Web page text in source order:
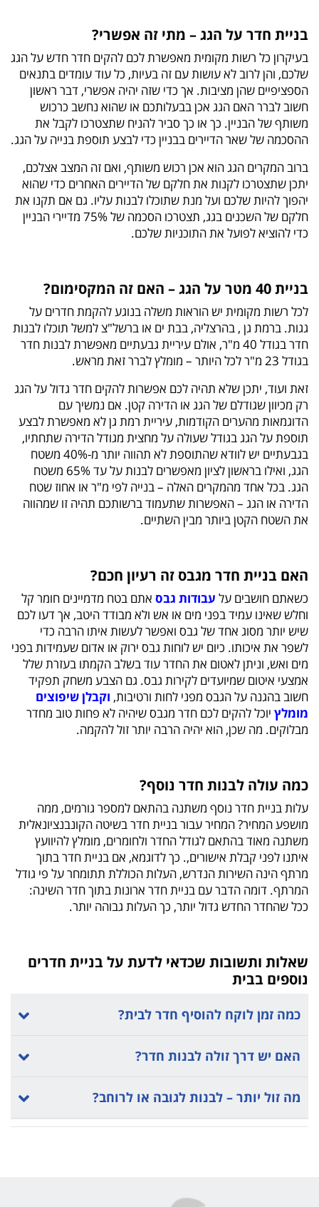
בניית חדר על הגג – מתי זה אפשרי?
בעיקרון כל רשות מקומית מאפשרת לכם להקים חדר חדש על הגג
שלכם, והן לרוב לא עושות עם זה בעיות, כל עוד עומדים בתנאים
הספציפיים שהן מציבות. אך כדי שזה יהיה אפשרי, דבר ראשון
חשוב לברר האם הגג אכן בבעלותכם או שהוא נחשב כרכוש
משותף של הבניין. כך או כך סביר להניח שתצטרכו לקבל את
ההסכמה של שאר הדיירים בבניין כדי לבצע תוספת בנייה על הגג.
ברוב המקרים הגג הוא אכן רכוש משותף, ואם זה המצב אצלכם,
יתכן שתצטרכו לקנות את חלקם של הדיירים האחרים כדי שהוא
יהפוך להיות שלכם ועל מנת שתוכלו לבנות עליו. גם אם תקנו את
חלקם של השכנים בגג, תצטרכו הסכמה של 75% מדיירי הבניין
כדי להוציא לפועל את התוכניות שלכם.
בניית 40 מטר על הגג – האם זה המקסימום?
לכל רשות מקומית יש הוראות משלה בנוגע להקמת חדרים על
גגות. ברמת גן , בהרצליה, בבת ים או ברשל"צ למשל תוכלו לבנות
חדר בגודל 40 מ"ר, אולם עיריית גבעתיים מאפשרת לבנות חדר
בגודל 23 מ"ר לכל היותר – מומלץ לברר זאת מראש.
זאת ועוד, יתכן שלא תהיה לכם אפשרות להקים חדר גדול על הגג
רק מכיוון שגודלם של הגג או הדירה קטן. אם נמשיך עם
הדוגמאות מהערים הקודמות, עיריית רמת גן לא מאפשרת לבצע
תוספת על הגג בגודל שעולה על מחצית מגודל הדירה שתחתיו,
בגבעתיים יש לוודא שהתוספת לא תהווה יותר מ-40% משטח
הגג, ואילו בראשון לציון מאפשרים לבנות על עד 65% משטח
הגג. בכל אחד מהמקרים האלה – בנייה לפי מ"ר או אחוז שטח
הדירה או הגג – האפשרות שתעמוד ברשותכם תהיה זו שמהווה
את השטח הקטן ביותר מבין השתיים.
האם בניית חדר מגבס זה רעיון חכם?
כשאתם חושבים על עבודות גבס אתם בטח מדמיינים חומר קל
וחלש שאינו עמיד בפני מים או אש ולא מבודד היטב, אך דעו לכם
שיש יותר מסוג אחד של גבס ואפשר לעשות איתו הרבה כדי
לשפר את איכותו. כיום יש לוחות גבס ירוק או אדום שעמידות בפני
מים ואש, וניתן לאטום את החדר עוד בשלב הקמתו בעזרת שלל
אמצעי איטום שמיועדים לקירות גבס. גם הצבע משחק תפקיד
חשוב בהגנה על הגבס מפני לחות ורטיבות, וקבלן שיפוצים
מומלץ יוכל להקים לכם חדר מגבס שיהיה לא פחות טוב מחדר
מבלוקים. מה שכן, הוא יהיה הרבה יותר זול להקמה.
כמה עולה לבנות חדר נוסף?
עלות בניית חדר נוסף משתנה בהתאם למספר גורמים, ממה
מושפע המחיר? המחיר עבור בניית חדר בשיטה הקונבנציונאלית
משתנה מאוד בהתאם לגודל החדר ולחומרים, מומלץ להיוועץ
איתנו לפני קבלת אישורים,. כך לדוגמא, אם בניית חדר בתוך
מרתף הינה השירות הנדרש, העלות הכוללת תתומחר על פי גודל
המרתף. דומה הדבר עם בניית חדר ארונות בתוך חדר השינה:
ככל שהחדר החדש גדול יותר, כך העלות גבוהה יותר.
שאלות ותשובות שכדאי לדעת על בניית חדרים
נוספים בבית
כמה זמן לוקח להוסיף חדר לבית?
האם יש דרך זולה לבנות חדר?
מה זול יותר – לבנות לגובה או לרוחב?